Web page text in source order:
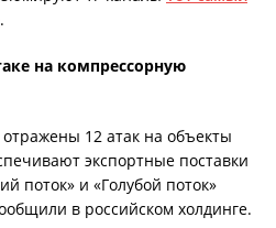
.
на компрессорную
12 атак на объекты
экспортные поставки
поток» и «Голубой поток»
в российском холдинге.